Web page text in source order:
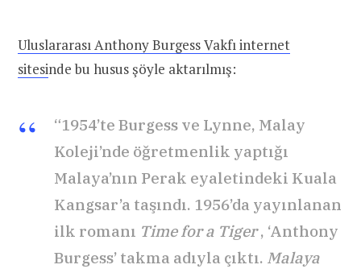
Uluslararası Anthony Burgess Vakfı internet
sitesinde bu husus şöyle aktarılmış:
“1954’te Burgess ve Lynne, Malay
Koleji’nde öğretmenlik yaptığı
Malaya’nın Perak eyaletindeki Kuala
Kangsar’a taşındı. 1956’da yayınlanan
ilk romanı Time for a Tiger, ‘Anthony
Burgess’ takma adıyla çıktı. Malaya